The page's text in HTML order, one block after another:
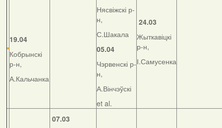
19.04
Кобрынскі
р-н,
А.Кальчанка
Нясвіжскі р-
н,
С.Шакала
05.04
Чэрвенскі р-
н,
А.Вінчэўскі
et al.
24.03
Жыткавіцкі
р-н,
І.Самусенка
07.03